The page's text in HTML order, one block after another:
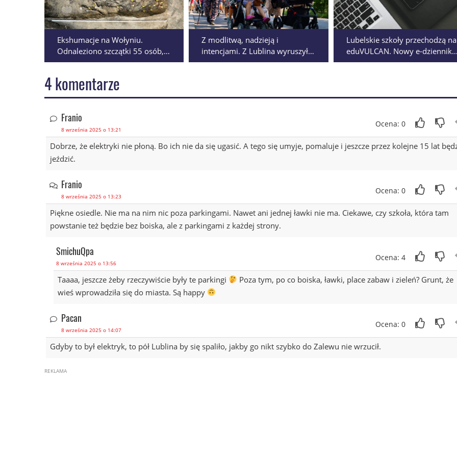
Ekshumacje na Wołyniu.
Odnaleziono szczątki 55 osób,
niemal połowa to dzieci
Z modlitwą, nadzieją i
intencjami. Z Lublina wyruszyła
piesza pielgrzymka na Jasną
Lubelskie szkoły przechodzą na
eduVULCAN. Nowy e-dziennik
ruszy 18 sierpnia
4 komentarze
Franio
8 września 2025 o 13:21
Ocena: 0
Dobrze, że elektryki nie płoną. Bo ich nie da się ugasić. A tego się umyje, pomaluje i jeszcze przez kolejne 15 lat
jeździć.
Franio
8 września 2025 o 13:23
Ocena: 0
Piękne osiedle. Nie ma na nim nic poza parkingami. Nawet ani jednej ławki nie ma. Ciekawe, czy szkoła, która tam
powstanie też będzie bez boiska, ale z parkingami z każdej strony.
SmichuQpa
8 września 2025 o 13:56
Ocena: 4
Taaaa, jeszcze żeby rzeczywiście były te parkingi
Poza tym, po co boiska, ławki, place zabaw i zieleń? Grunt, że
wieś wprowadziła się do miasta. Są happy
Pacan
8 września 2025 o 14:07
Ocena: 0
Gdyby to był elektryk, to pół Lublina by się spaliło, jakby go nikt szybko do Zalewu nie wrzucił.